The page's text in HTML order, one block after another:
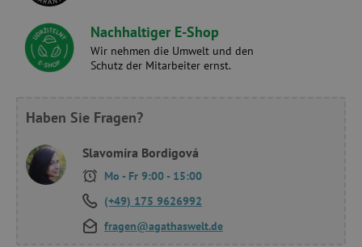
Nachhaltiger E-Shop
Wir nehmen die Umwelt und den
Schutz der Mitarbeiter ernst.
Haben Sie Fragen?
Slavomíra Bordigová
Mo - Fr 9:00 - 15:00
(+49) 175 9626992
fragen@agathaswelt.de